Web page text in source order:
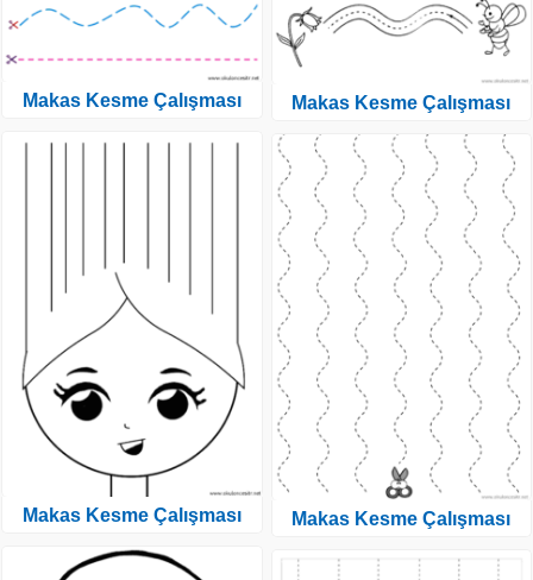
Makas Kesme Çalışması
Makas Kesme Çalışması
Makas Kesme Çalışması
Makas Kesme Çalışması